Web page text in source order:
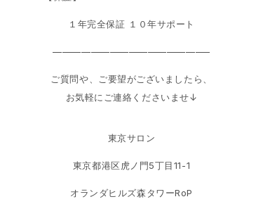
１年完全保証 １０年サポート
————————————————–
ご質問や、ご要望がございましたら、
お気軽にご連絡くださいませ↓
東京サロン
東京都港区虎ノ門5丁目11-1
オランダヒルズ森タワーRoP